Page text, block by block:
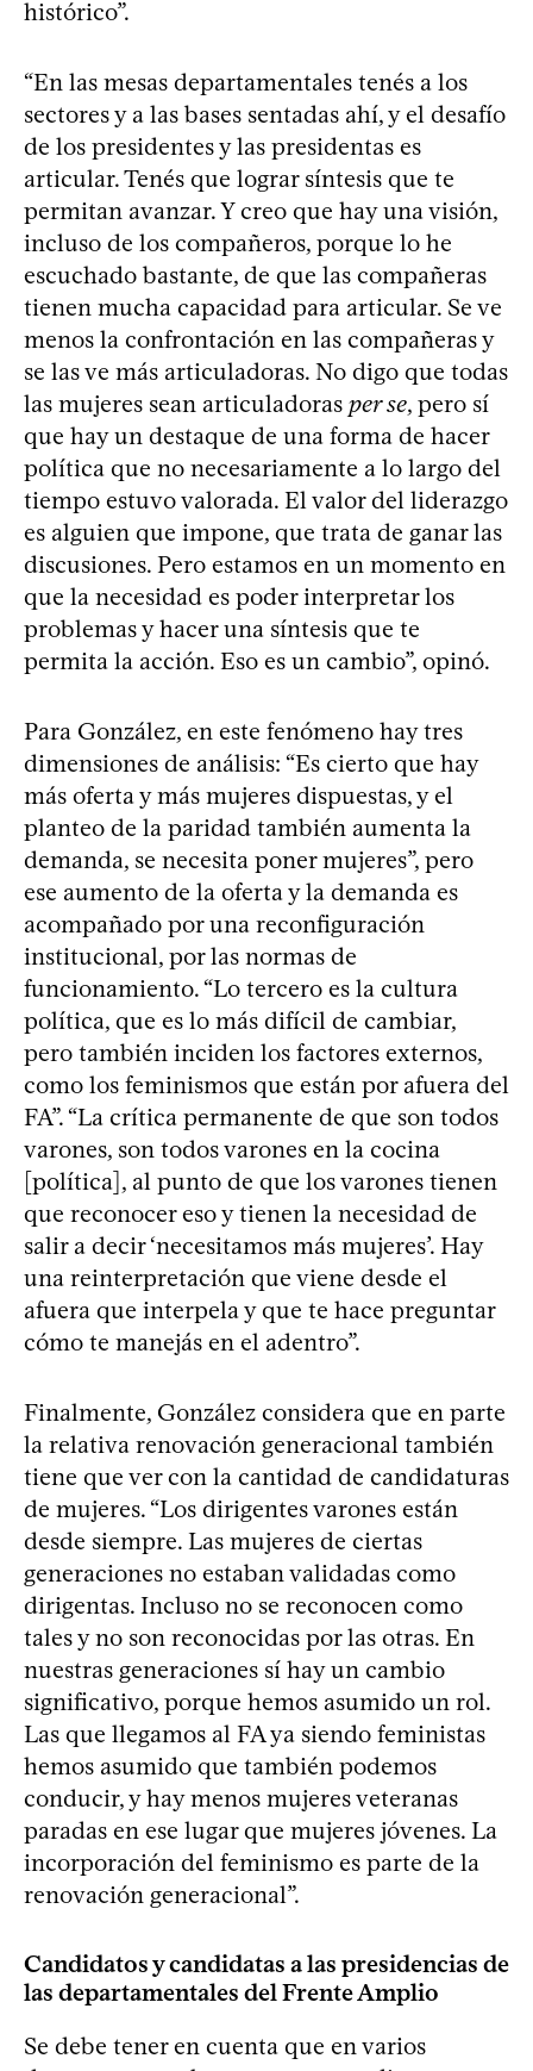
histórico”.
“En las mesas departamentales tenés a los
sectores y a las bases sentadas ahí, y el desafío
de los presidentes y las presidentas es
articular. Tenés que lograr síntesis que te
permitan avanzar. Y creo que hay una visión,
incluso de los compañeros, porque lo he
escuchado bastante, de que las compañeras
tienen mucha capacidad para articular. Se ve
menos la confrontación en las compañeras y
se las ve más articuladoras. No digo que todas
las mujeres sean articuladoras per se, pero sí
que hay un destaque de una forma de hacer
política que no necesariamente a lo largo del
tiempo estuvo valorada. El valor del liderazgo
es alguien que impone, que trata de ganar las
discusiones. Pero estamos en un momento en
que la necesidad es poder interpretar los
problemas y hacer una síntesis que te
permita la acción. Eso es un cambio”, opinó.
Para González, en este fenómeno hay tres
dimensiones de análisis: “Es cierto que hay
más oferta y más mujeres dispuestas, y el
planteo de la paridad también aumenta la
demanda, se necesita poner mujeres”, pero
ese aumento de la oferta y la demanda es
acompañado por una reconfiguración
institucional, por las normas de
funcionamiento. “Lo tercero es la cultura
política, que es lo más difícil de cambiar,
pero también inciden los factores externos,
como los feminismos que están por afuera del
FA”. “La crítica permanente de que son todos
varones, son todos varones en la cocina
[política], al punto de que los varones tienen
que reconocer eso y tienen la necesidad de
salir a decir ‘necesitamos más mujeres’. Hay
una reinterpretación que viene desde el
afuera que interpela y que te hace preguntar
cómo te manejás en el adentro”.
Finalmente, González considera que en parte
la relativa renovación generacional también
tiene que ver con la cantidad de candidaturas
de mujeres. “Los dirigentes varones están
desde siempre. Las mujeres de ciertas
generaciones no estaban validadas como
dirigentas. Incluso no se reconocen como
tales y no son reconocidas por las otras. En
nuestras generaciones sí hay un cambio
significativo, porque hemos asumido un rol.
Las que llegamos al FA ya siendo feministas
hemos asumido que también podemos
conducir, y hay menos mujeres veteranas
paradas en ese lugar que mujeres jóvenes. La
incorporación del feminismo es parte de la
renovación generacional”.
Candidatos y candidatas a las presidencias de
las departamentales del Frente Amplio
Se debe tener en cuenta que en varios